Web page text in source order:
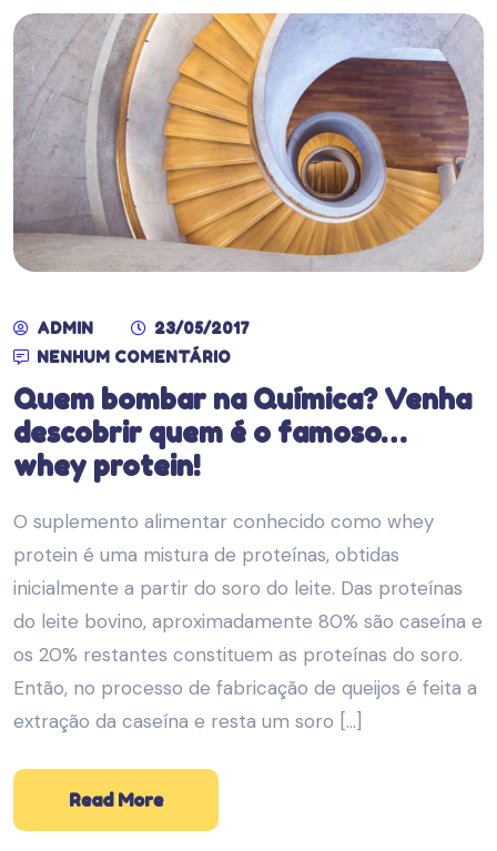
ADMIN
23/05/2017
NENHUM COMENTÁRIO
Quem bombar na Química? Venha
descobrir quem é o famoso…
whey protein!
O suplemento alimentar conhecido como whey
protein é uma mistura de proteínas, obtidas
inicialmente a partir do soro do leite. Das proteínas
do leite bovino, aproximadamente 80% são caseína e
os 20% restantes constituem as proteínas do soro.
Então, no processo de fabricação de queijos é feita a
extração da caseína e resta um soro […]
Read More